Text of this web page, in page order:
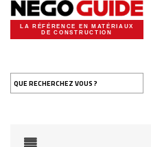
LA RÉFÉRENCE EN MATÉRIAUX
DE CONSTRUCTION
QUE RECHERCHEZ VOUS ?